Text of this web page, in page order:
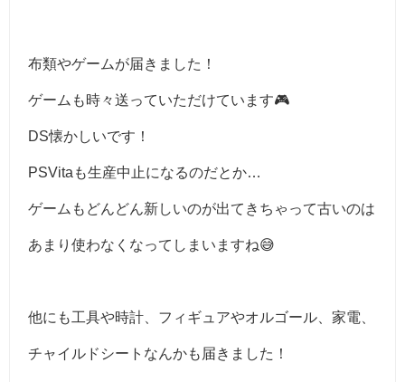
布類やゲームが届きました！
ゲームも時々送っていただけています🎮
DS懐かしいです！
PSVitaも生産中止になるのだとか…
ゲームもどんどん新しいのが出てきちゃって古いのは
あまり使わなくなってしまいますね😅
他にも工具や時計、フィギュアやオルゴール、家電、
チャイルドシートなんかも届きました！